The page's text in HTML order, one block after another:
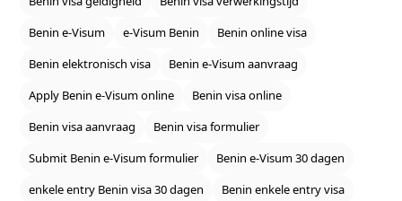
Benin e‑Visum
e‑Visum Benin
Benin online visa
Benin elektronisch visa
Benin e‑Visum aanvraag
Apply Benin e‑Visum online
Benin visa online
Benin visa aanvraag
Benin visa formulier
Submit Benin e‑Visum formulier
Benin e‑Visum 30 dagen
enkele entry Benin visa 30 dagen
Benin enkele entry visa